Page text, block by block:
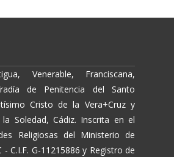
Venerable, Franciscana,
de Penitencia del Santo
Cristo de la Vera+Cruz y
Soledad, Cádiz. Inscrita en el
Religiosas del Ministerio de
- C.I.F. G-11215886 y Registro de